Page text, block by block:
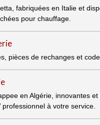
fabriquées en Italie et
pour chauffage.
pièces de rechanges et
en Algérie, innovantes
à votre service.